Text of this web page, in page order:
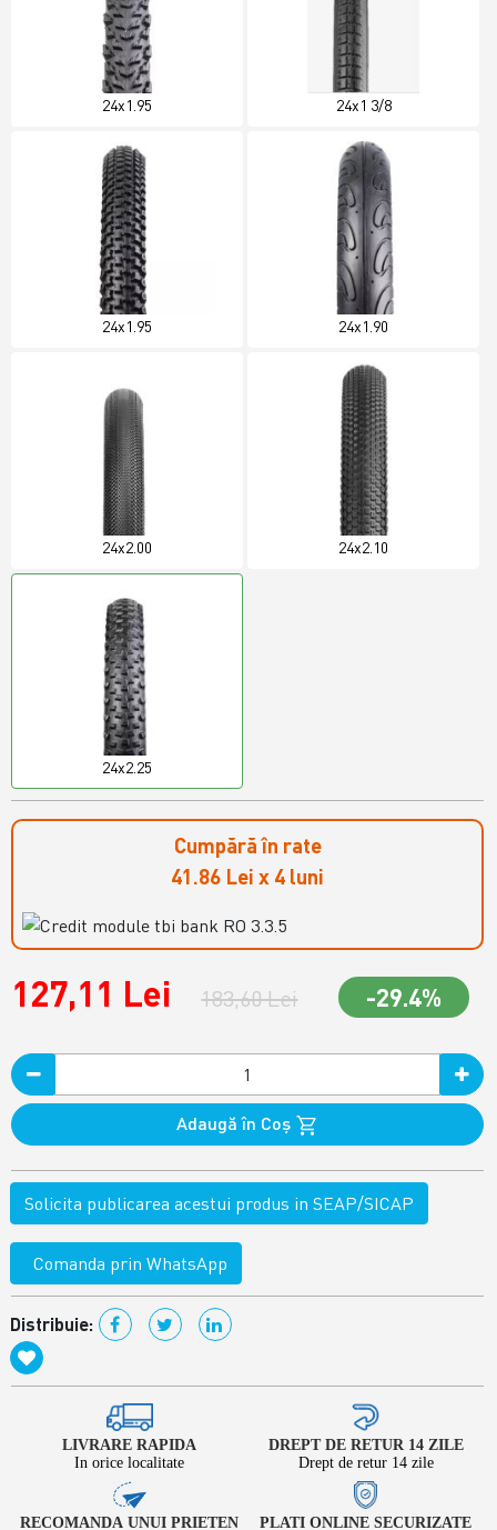
24x1.95 24x1 3/8
24x1.95 24x1.90
24x2.00 24x2.10
24x2.25
Cumpără în rate
41.86 Lei x 4 luni
127,11 Lei 183,60 Lei -29.4%
Adaugă în Coş
Solicita publicarea acestui produs in SEAP/SICAP
Comanda prin WhatsApp
Distribuie:
LIVRARE RAPIDA
In orice localitate
DREPT DE RETUR 14 ZILE
Drept de retur 14 zile
RECOMANDA UNUI PRIETEN PLATI ONLINE SECURIZATE